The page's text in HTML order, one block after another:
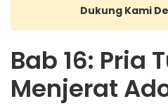
Dukung Kami
Bab 16: Pria
Menjerat